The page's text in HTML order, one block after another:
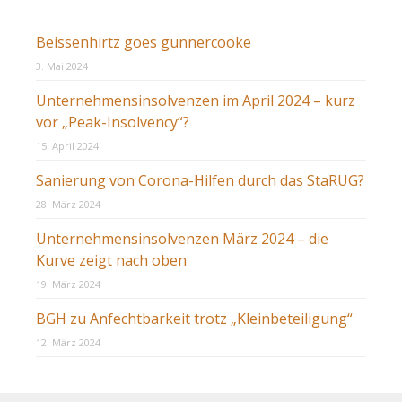
Beissenhirtz goes gunnercooke
3. Mai 2024
Unternehmensinsolvenzen im April 2024 – kurz
vor „Peak-Insolvency“?
15. April 2024
Sanierung von Corona-Hilfen durch das StaRUG?
28. März 2024
Unternehmensinsolvenzen März 2024 – die
Kurve zeigt nach oben
19. März 2024
BGH zu Anfechtbarkeit trotz „Kleinbeteiligung“
12. März 2024